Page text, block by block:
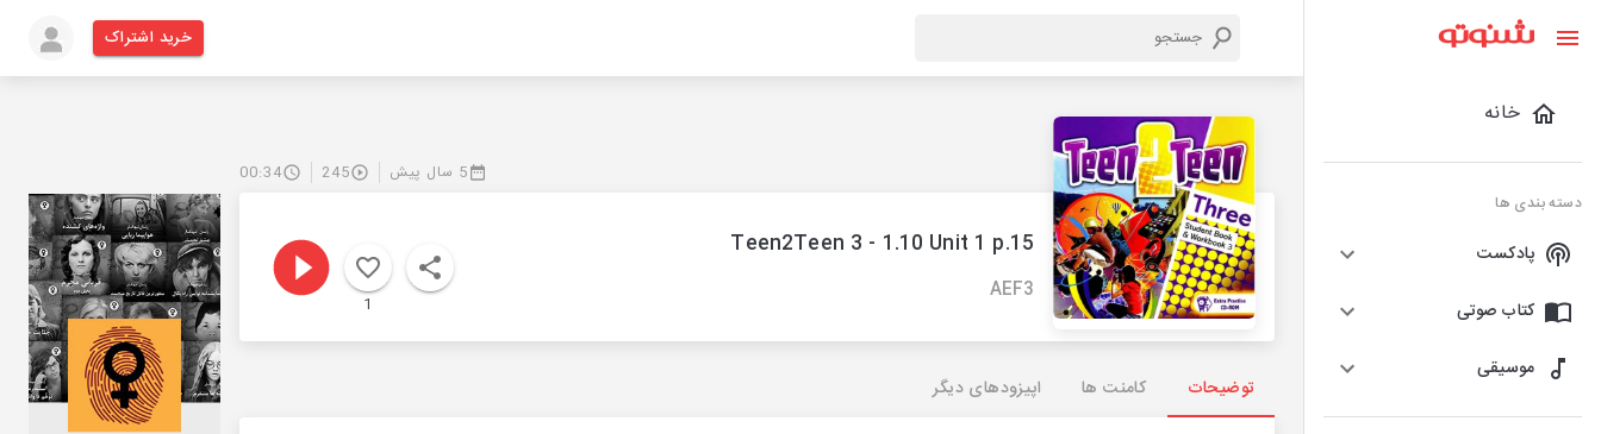
خانه
دسته بندی ها
پادکست
کتاب صوتی
موسیقی
خرید اشتراک
5 سال پیش 245
00:34
Teen2Teen 3 - 1.10 Unit 1 p.15
AEF3
1
توضیحات کامنت ها اپیزودهای دیگر